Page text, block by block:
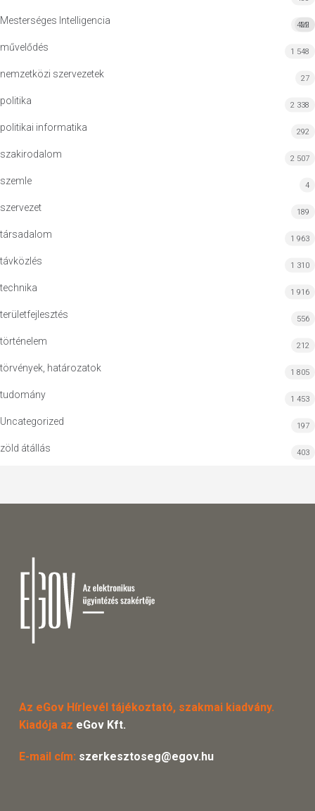
Mesterséges Intelligencia MI
422
művelődés 1 548
nemzetközi szervezetek 27
politika 2 338
politikai informatika 292
szakirodalom 2 507
szemle 4
szervezet 189
társadalom 1 963
távközlés 1 310
technika 1 916
területfejlesztés 556
történelem 212
törvények, határozatok 1 805
tudomány 1 453
Uncategorized 197
zöld átállás 403
Az eGov Hírlevél tájékoztató, szakmai kiadvány.
Kiadója az eGov Kft.
E-mail cím: szerkesztoseg@egov.hu